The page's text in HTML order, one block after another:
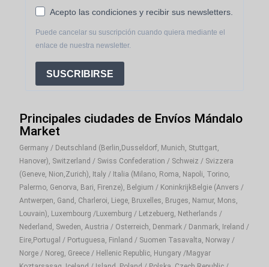
Acepto las condiciones y recibir sus newsletters.
Puede cancelar su suscripción cuando quiera mediante el
enlace de nuestra newsletter.
SUSCRIBIRSE
Principales ciudades de Envíos Mándalo
Market
Germany / Deutschland (Berlin,Dusseldorf, Munich, Stuttgart,
Hanover), Switzerland / Swiss Confederation / Schweiz / Svizzera
(Geneve, Nion,Zurich), Italy / Italia (Milano, Roma, Napoli, Torino,
Palermo, Genorva, Bari, Firenze), Belgium / KoninkrijkBelgie (Anvers /
Antwerpen, Gand, Charleroi, Liege, Bruxelles, Bruges, Namur, Mons,
Louvain), Luxembourg /Luxemburg / Letzebuerg, Netherlands /
Nederland, Sweden, Austria / Osterreich, Denmark / Danmark, Ireland /
Eire,Portugal / Portuguesa, Finland / Suomen Tasavalta, Norway /
Norge / Noreg, Greece / Hellenic Republic, Hungary /Magyar